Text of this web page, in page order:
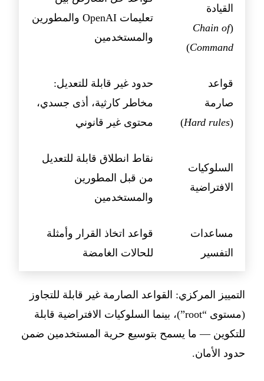
القيادة
(
Chain of
Command
)
تعليمات OpenAI والمطورين
والمستخدمين
قواعد
صارمة
(
Hard rules
)
حدود غير قابلة للتعديل:
مخاطر كارثية، أذى جسدي،
محتوى غير قانوني
السلوكيات
الافتراضية
نقاط انطلاق قابلة للتعديل
من قبل المطورين
والمستخدمين
مساعدات
التفسير
قواعد اتخاذ القرار وأمثلة
للحالات الغامضة
التمييز المركزي: القواعد الصارمة غير قابلة للتجاوز
(مستوى “root”)، بينما السلوكيات الافتراضية قابلة
للتكوين — ما يسمح بتوسيع حرية المستخدمين ضمن
حدود الأمان.